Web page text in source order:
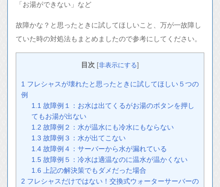
「お湯ができない」など
故障かな？と思ったときに試してほしいこと、万が一故障し
ていた時の対処法もまとめましたので参考にしてください。
目次 非表示にする
1 フレシャスが壊れたと思ったときに試してほしい５つの
例
1.1 故障例１：お水は出てくるがお湯のボタンを押し
てもお湯が出ない
1.2 故障例２：水が温水にも冷水にもならない
1.3 故障例３：水が出てこない
1.4 故障例４：サーバーから水が漏れている
1.5 故障例５：冷水は適温なのに温水が温かくない
1.6 上記の解決策でもダメだった場合
2 フレシャスだけではない！交換式ウォーターサーバーの